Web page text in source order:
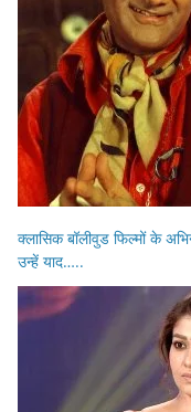
क्लासिक बॉलीवुड फिल्मों के
उन्हें याद…..